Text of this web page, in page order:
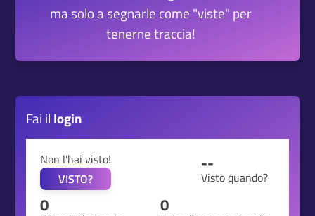
ma solo a segnarle come "viste" per
tenerne traccia!
Fai il login
Non l'hai visto!
VISTO?
--
Visto quando?
0 0